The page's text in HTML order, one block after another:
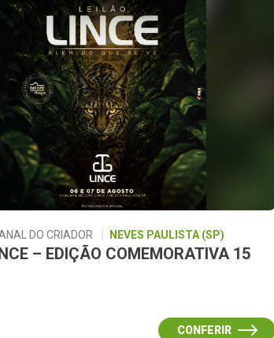
DO CRIADOR NEVES PAULISTA (SP)
– EDIÇÃO COMEMORATIVA 15
CONFERIR